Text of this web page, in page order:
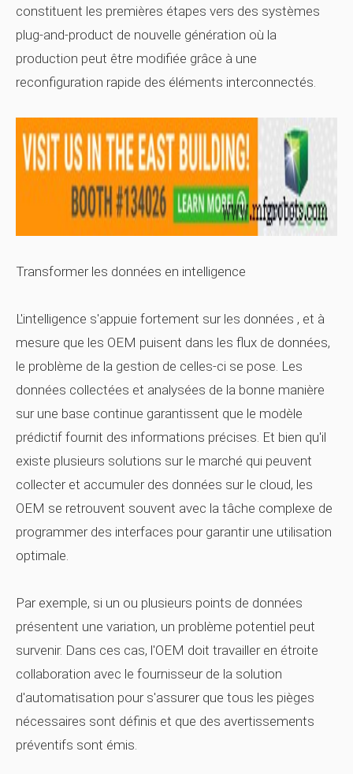
constituent les premières étapes vers des systèmes
plug-and-product de nouvelle génération où la
production peut être modifiée grâce à une
reconfiguration rapide des éléments interconnectés.
Transformer les données en intelligence
L'intelligence s'appuie fortement sur les données , et à
mesure que les OEM puisent dans les flux de données,
le problème de la gestion de celles-ci se pose. Les
données collectées et analysées de la bonne manière
sur une base continue garantissent que le modèle
prédictif fournit des informations précises. Et bien qu'il
existe plusieurs solutions sur le marché qui peuvent
collecter et accumuler des données sur le cloud, les
OEM se retrouvent souvent avec la tâche complexe de
programmer des interfaces pour garantir une utilisation
optimale.
Par exemple, si un ou plusieurs points de données
présentent une variation, un problème potentiel peut
survenir. Dans ces cas, l'OEM doit travailler en étroite
collaboration avec le fournisseur de la solution
d'automatisation pour s'assurer que tous les pièges
nécessaires sont définis et que des avertissements
préventifs sont émis.